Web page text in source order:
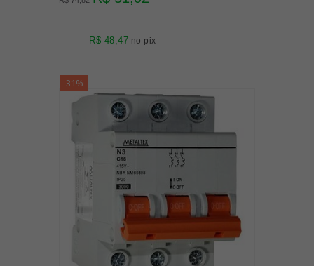
R$ 48,47 no pix
-31%